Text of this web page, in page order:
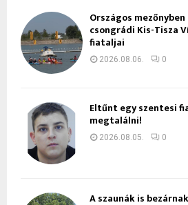
Országos
csongrádi Kis-Tisza
fiataljai
2026.08.06. 0
Eltűnt egy szentesi
megtalálni!
2026.08.05. 0
A szaunák is